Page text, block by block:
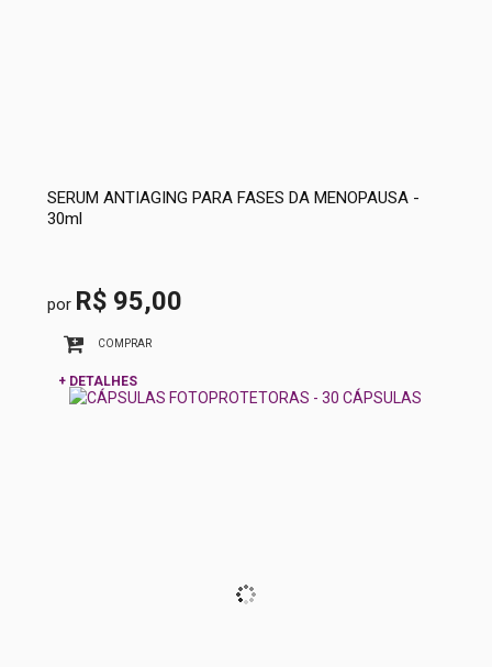
SERUM ANTIAGING PARA FASES DA MENOPAUSA -
30ml
por R$ 95,00
COMPRAR
+ DETALHES